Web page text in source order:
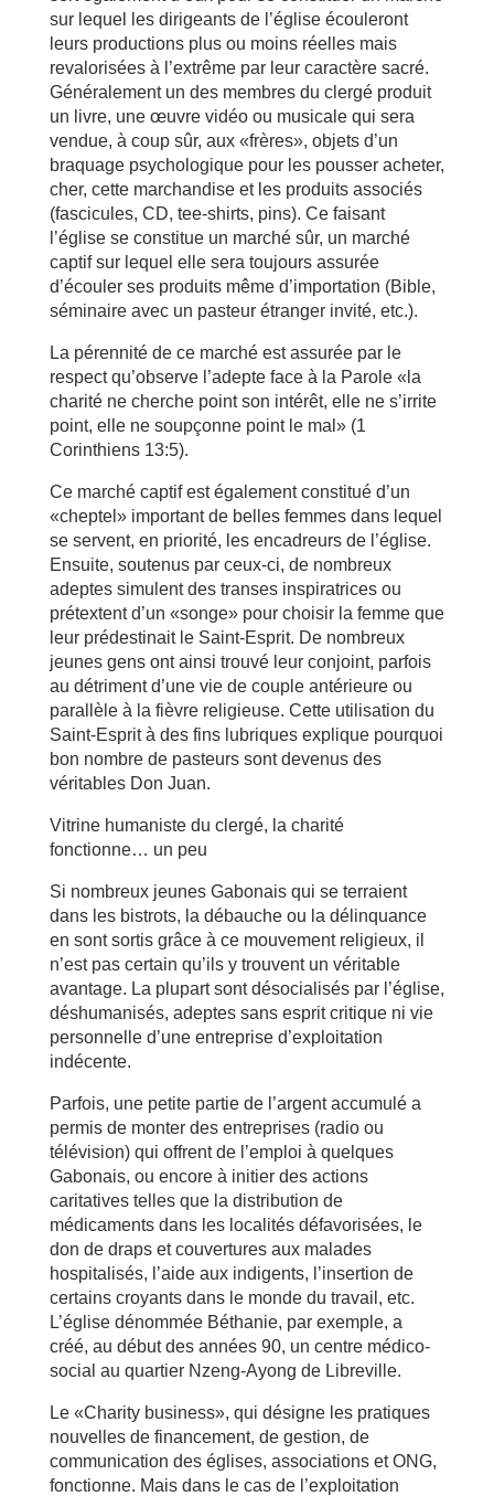
sur lequel les dirigeants de l’église écouleront
leurs productions plus ou moins réelles mais
revalorisées à l’extrême par leur caractère sacré.
Généralement un des membres du clergé produit
un livre, une œuvre vidéo ou musicale qui sera
vendue, à coup sûr, aux «frères», objets d’un
braquage psychologique pour les pousser acheter,
cher, cette marchandise et les produits associés
(fascicules, CD, tee-shirts, pins). Ce faisant
l’église se constitue un marché sûr, un marché
captif sur lequel elle sera toujours assurée
d’écouler ses produits même d’importation (Bible,
séminaire avec un pasteur étranger invité, etc.).
La pérennité de ce marché est assurée par le
respect qu’observe l’adepte face à la Parole «la
charité ne cherche point son intérêt, elle ne s’irrite
point, elle ne soupçonne point le mal» (1
Corinthiens 13:5).
Ce marché captif est également constitué d’un
«cheptel» important de belles femmes dans lequel
se servent, en priorité, les encadreurs de l’église.
Ensuite, soutenus par ceux-ci, de nombreux
adeptes simulent des transes inspiratrices ou
prétextent d’un «songe» pour choisir la femme que
leur prédestinait le Saint-Esprit. De nombreux
jeunes gens ont ainsi trouvé leur conjoint, parfois
au détriment d’une vie de couple antérieure ou
parallèle à la fièvre religieuse. Cette utilisation du
Saint-Esprit à des fins lubriques explique pourquoi
bon nombre de pasteurs sont devenus des
véritables Don Juan.
Vitrine humaniste du clergé, la charité
fonctionne… un peu
Si nombreux jeunes Gabonais qui se terraient
dans les bistrots, la débauche ou la délinquance
en sont sortis grâce à ce mouvement religieux, il
n’est pas certain qu’ils y trouvent un véritable
avantage. La plupart sont désocialisés par l’église,
déshumanisés, adeptes sans esprit critique ni vie
personnelle d’une entreprise d’exploitation
indécente.
Parfois, une petite partie de l’argent accumulé a
permis de monter des entreprises (radio ou
télévision) qui offrent de l’emploi à quelques
Gabonais, ou encore à initier des actions
caritatives telles que la distribution de
médicaments dans les localités défavorisées, le
don de draps et couvertures aux malades
hospitalisés, l’aide aux indigents, l’insertion de
certains croyants dans le monde du travail, etc.
L’église dénommée Béthanie, par exemple, a
créé, au début des années 90, un centre médico-
social au quartier Nzeng-Ayong de Libreville.
Le «Charity business», qui désigne les pratiques
nouvelles de financement, de gestion, de
communication des églises, associations et ONG,
fonctionne. Mais dans le cas de l’exploitation